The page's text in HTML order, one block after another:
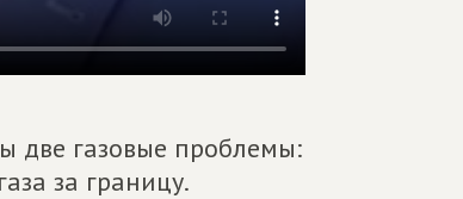
две газовые проблемы:
за границу.